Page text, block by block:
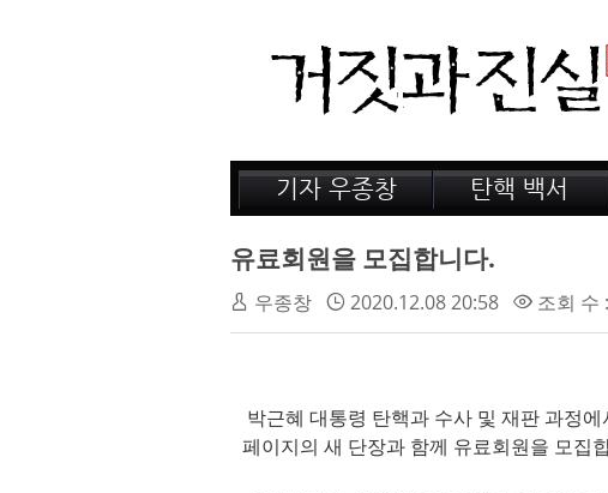
기자 우종창
저서 소개
감옥 이야기
탄핵 백서
거짓의 산
법정 녹취록
인터뷰
유료회원을 모집합니다.
우종창 2020.12.08 20:58 조회 수
박근혜 대통령 탄핵과 수사 및 재판 과정
페이지의 새 단장과 함께 유료회원을 모집